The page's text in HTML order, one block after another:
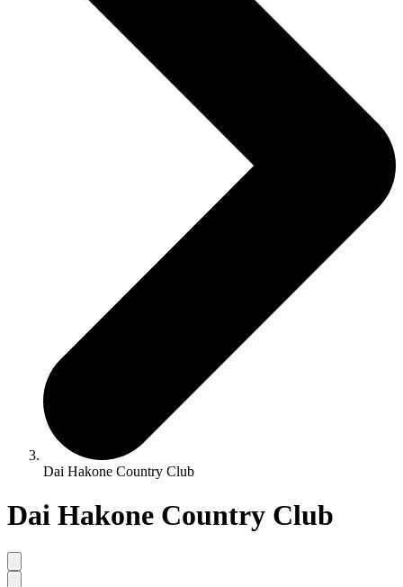
Dai Hakone Country Club
Dai Hakone Country Club